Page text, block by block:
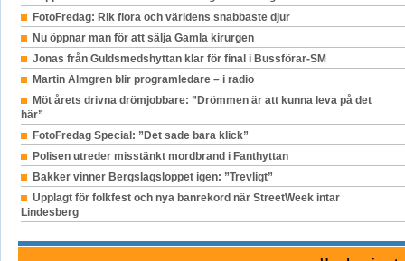
FotoFredag: Rik flora och världens snabbaste djur
Nu öppnar man för att sälja Gamla kirurgen
Jonas från Guldsmedshyttan klar för final i Bussförar-SM
Martin Almgren blir programledare – i radio
Möt årets drivna drömjobbare: ”Drömmen är att kunna leva på det
här”
FotoFredag Special: ”Det sade bara klick”
Polisen utreder misstänkt mordbrand i Fanthyttan
Bakker vinner Bergslagsloppet igen: ”Trevligt”
Upplagt för folkfest och nya banrekord när StreetWeek intar
Lindesberg